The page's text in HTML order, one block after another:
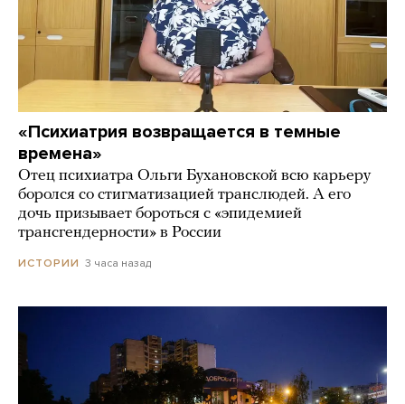
«Психиатрия возвращается в темные
времена»
Отец психиатра Ольги Бухановской всю карьеру
боролся со стигматизацией транслюдей. А его
дочь призывает бороться с «эпидемией
трансгендерности» в России
ИСТОРИИ 3 часа назад